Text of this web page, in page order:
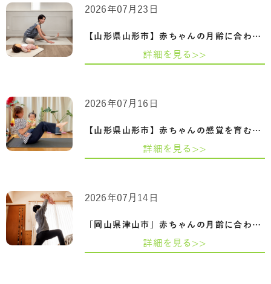
【山形県山形市】赤ちゃんの月齢に合わせ…
2026年07月23日
詳細を見る>>
【山形県山形市】赤ちゃんの感覚を育むふ…
2026年07月16日
詳細を見る>>
「岡山県津山市」赤ちゃんの月齢に合わせ…
2026年07月14日
詳細を見る>>